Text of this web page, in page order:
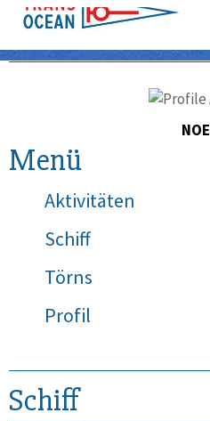
Menü
Aktivitäten
Schiff
Törns
Profil
Schiff